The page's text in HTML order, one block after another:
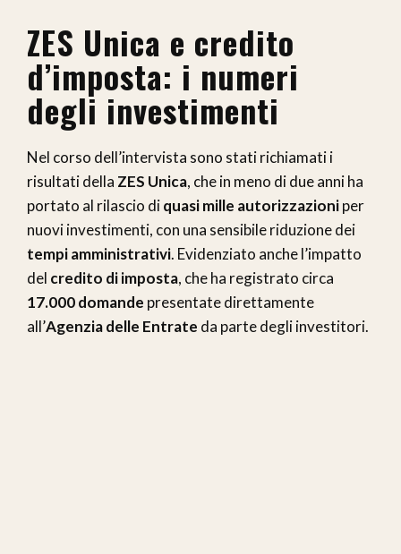
ZES Unica e credito
d’imposta: i numeri
degli investimenti
Nel corso dell’intervista sono stati richiamati i
risultati della ZES Unica, che in meno di due anni ha
portato al rilascio diquasi mille autorizzazioniper
nuovi investimenti, con una sensibile riduzione dei
tempi amministrativi. Evidenziato anche l’impatto
del credito di imposta, che ha registrato circa
17.000 domande presentate direttamente
all’Agenzia delle Entrate da parte degli investitori.